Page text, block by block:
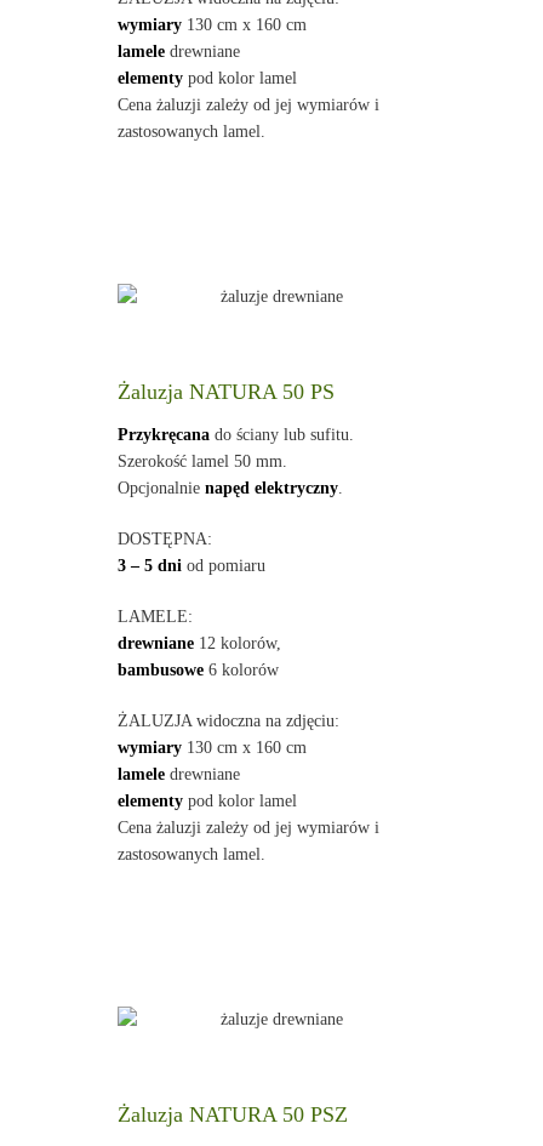
wymiary130 cm x 160 cm
lameledrewniane
elementypod kolor lamel
Cena żaluzji zależy od jej wymiarów i
zastosowanych lamel.
Żaluzja NATURA 50 PS
Przykręcanado ściany lub sufitu.
Szerokość lamel 50 mm.
Opcjonalnie napęd elektryczny.
DOSTĘPNA:
3 – 5 dni od pomiaru
LAMELE:
drewniane12 kolorów,
bambusowe6 kolorów
ŻALUZJA widoczna na zdjęciu:
wymiary130 cm x 160 cm
lameledrewniane
elementypod kolor lamel
Cena żaluzji zależy od jej wymiarów i
zastosowanych lamel.
Żaluzja NATURA 50 PSZ